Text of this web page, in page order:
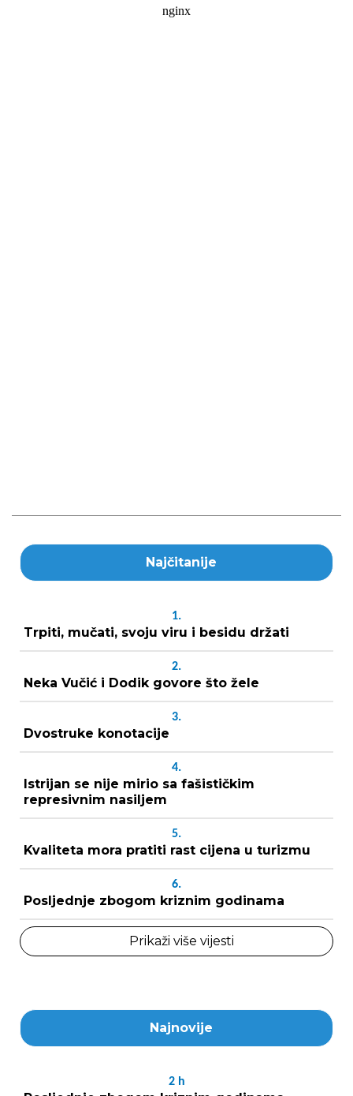
Najčitanije
1.
Trpiti, mučati, svoju viru i besidu držati
2.
Neka Vučić i Dodik govore što žele
3.
Dvostruke konotacije
4.
Istrijan se nije mirio sa fašističkim
represivnim nasiljem
5.
Kvaliteta mora pratiti rast cijena u turizmu
6.
Posljednje zbogom kriznim godinama
Prikaži više vijesti
Najnovije
2 h